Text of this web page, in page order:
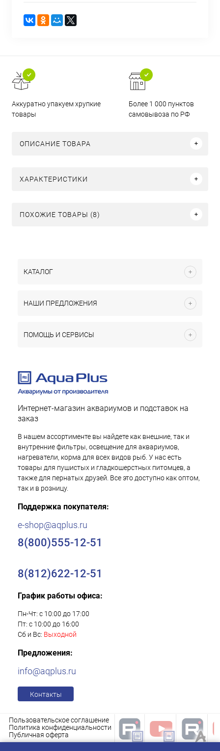
Аккуратно упакуем хрупкие
товары
Более 1 000 пунктов
самовывоза по РФ
ОПИСАНИЕ ТОВАРА
ХАРАКТЕРИСТИКИ
ПОХОЖИЕ ТОВАРЫ (8)
КАТАЛОГ
НАШИ ПРЕДЛОЖЕНИЯ
ПОМОЩЬ И СЕРВИСЫ
Интернет-магазин аквариумов и подставок на
заказ
В нашем ассортименте вы найдете как внешние, так и
внутренние фильтры, освещение для аквариумов,
нагреватели, корма для всех видов рыб. У нас есть
товары для пушистых и гладкошерстных питомцев, а
также для пернатых друзей. Все это доступно как оптом,
так и в розницу.
Поддержка покупателя:
e-shop@aqplus.ru
8(800)555-12-51
8(812)622-12-51
График работы офиса:
Пн-Чт: с 10:00 до 17:00
Пт: с 10:00 до 16:00
Сб и Вс: Выходной
Предложения:
info@aqplus.ru
Контакты
Пользовательское соглашение
Политика конфиденциальности
Публичная оферта